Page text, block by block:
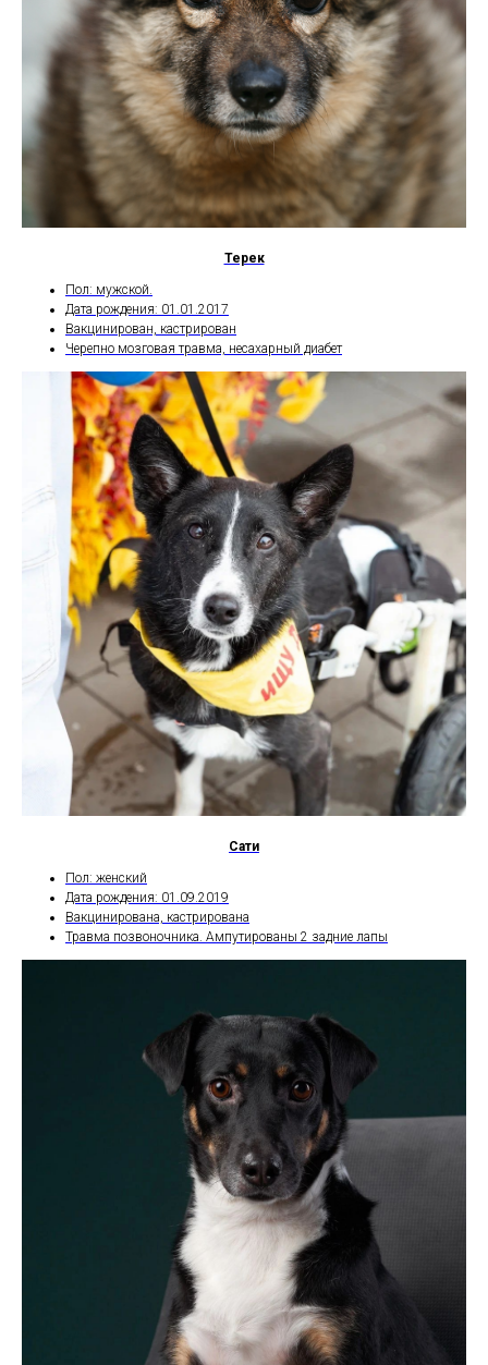
Терек
Пол: мужской.
Дата рождения: 01.01.2017
Вакцинирован, кастрирован
Черепно мозговая травма, несахарный диабет
Сати
Пол: женский
Дата рождения: 01.09.2019
Вакцинирована, кастрирована
Травма позвоночника. Ампутированы 2 задние лапы